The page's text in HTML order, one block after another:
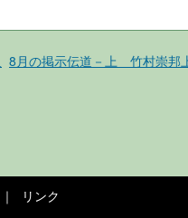
8月の掲示伝道－上 竹村崇邦
リンク